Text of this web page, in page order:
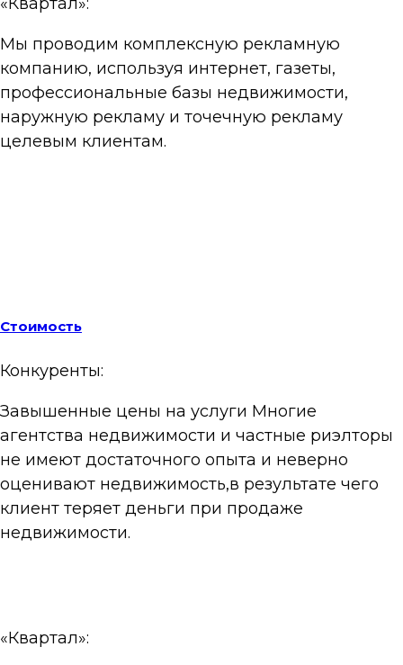
Мы проводим комплексную рекламную
компанию, используя интернет, газеты,
профессиональные базы недвижимости,
наружную рекламу и точечную рекламу
целевым клиентам.
Стоимость
Конкуренты:
Завышенные цены на услуги Многие
агентства недвижимости и частные риэлторы
не имеют достаточного опыта и неверно
оценивают недвижимость,в результате чего
клиент теряет деньги при продаже
недвижимости.
«Квартал»: